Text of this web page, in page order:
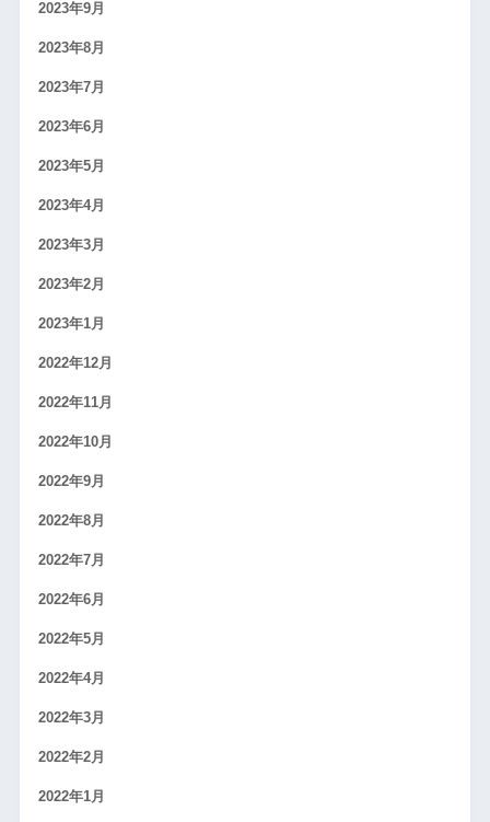
2023年9月
2023年8月
2023年7月
2023年6月
2023年5月
2023年4月
2023年3月
2023年2月
2023年1月
2022年12月
2022年11月
2022年10月
2022年9月
2022年8月
2022年7月
2022年6月
2022年5月
2022年4月
2022年3月
2022年2月
2022年1月